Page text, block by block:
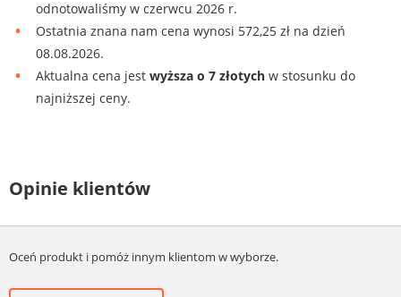
odnotowaliśmy w czerwcu 2026 r.
Ostatnia znana nam cena wynosi 572,25 zł na dzień
08.08.2026.
Aktualna cena jest wyższa o 7 złotych w stosunku do
najniższej ceny.
Opinie klientów
Oceń produkt i pomóż innym klientom w wyborze.